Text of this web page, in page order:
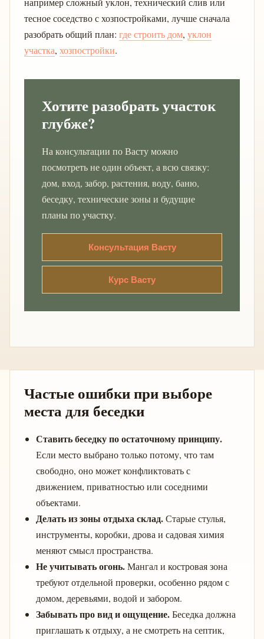
тесное соседство с хозпостройками, лучше сначала
разобрать общий план: где строить дом, уклон
участка, хозпостройки.
Хотите разобрать участок
глубже?
На консультации по Васту можно
посмотреть не один объект, а всю связку:
дом, вход, забор, растения, воду, баню,
беседку, технические зоны и будущие
планы по участку.
Консультация Васту
Курс Васту
Частые ошибки при выборе
места для беседки
Ставить беседку по остаточному принципу.
Если место выбрано только потому, что там
свободно, оно может конфликтовать с
движением, приватностью или соседними
объектами.
Делать из зоны отдыха склад.Старые стулья,
инструменты, коробки, дрова и садовая химия
меняют смысл пространства.
Не учитывать огонь.Мангал и костровая зона
требуют отдельной проверки, особенно рядом с
домом, деревьями, водой и забором.
Забывать про вид и ощущение.Беседка должна
приглашать к отдыху, а не смотреть на септик,